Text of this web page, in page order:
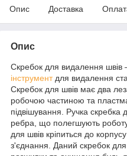
Опис Доставка
Опис
Скребок для видалення швів
інструментдля видалення
Скребок для швів має два
робочою частиною та
підвішування. Ручка скребка
ребра, що полегшують
для швів кріпиться до
з'єднання. Даний скребок для